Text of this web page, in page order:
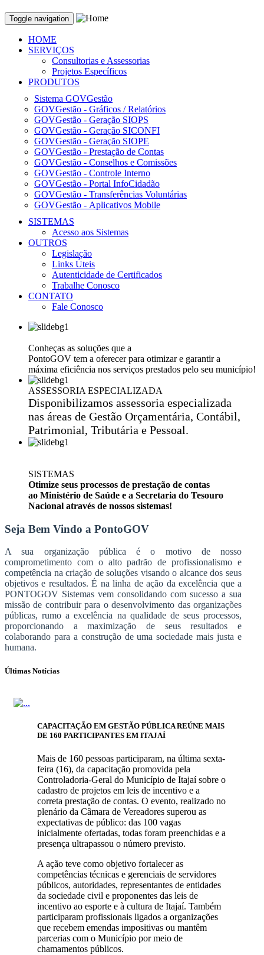
Toggle navigation
HOME
SERVIÇOS
Consultorias e Assessorias
Projetos Específicos
PRODUTOS
Sistema GOVGestão
GOVGestão - Gráficos / Relatórios
GOVGestão - Geração SIOPS
GOVGestão - Geração SICONFI
GOVGestão - Geração SIOPE
GOVGestão - Prestação de Contas
GOVGestão - Conselhos e Comissões
GOVGestão - Controle Interno
GOVGestão - Portal InfoCidadão
GOVGestão - Transferências Voluntárias
GOVGestão - Aplicativos Mobile
SISTEMAS
Acesso aos Sistemas
OUTROS
Legislação
Links Úteis
Autenticidade de Certificados
Trabalhe Conosco
CONTATO
Fale Conosco
Conheças as soluções que a
PontoGOV tem a oferecer para otimizar e garantir a
máxima eficiência nos serviços prestados pelo seu município!
ASSESSORIA ESPECIALIZADA
Disponibilizamos assessoria especializada
nas áreas de Gestão Orçamentária, Contábil,
Patrimonial, Tributária e Pessoal.
SISTEMAS
Otimize seus processos de prestação de contas
ao Ministério de Saúde e a Secretaria do Tesouro
Nacional através de nossos sistemas!
Seja Bem Vindo a PontoGOV
A sua organização pública é o motivo de nosso
comprometimento com o alto padrão de profissionalismo e
competência na criação de soluções visando o alcance dos seus
objetivos e resultados. É na linha de ação da excelência que a
PONTOGOV Sistemas vem consolidando com sucesso a sua
missão de contribuir para o desenvolvimento das organizações
públicas, rumo a excelência na qualidade de seus processos,
proporcionando a maximização de seus resultados e
colaborando para a construção de uma sociedade mais justa e
humana.
Últimas Notícias
CAPACITAÇÃO EM GESTÃO PÚBLICA REÚNE MAIS
DE 160 PARTICIPANTES EM ITAJAÍ
Mais de 160 pessoas participaram, na última sexta-
feira (16), da capacitação promovida pela
Controladoria-Geral do Município de Itajaí sobre o
cadastro de projetos em leis de incentivo e a
correta prestação de contas. O evento, realizado no
plenário da Câmara de Vereadores superou as
expectativas de público: das 100 vagas
inicialmente ofertadas, todas foram preenchidas e a
presença ultrapassou o número previsto.
A ação teve como objetivo fortalecer as
competências técnicas e gerenciais de servidores
públicos, autoridades, representantes de entidades
da sociedade civil e proponentes das leis de
incentivo ao esporte e à cultura de Itajaí. Também
participaram profissionais ligados a organizações
que recebem emendas impositivas ou mantêm
parcerias com o Município por meio de
chamamentos públicos.